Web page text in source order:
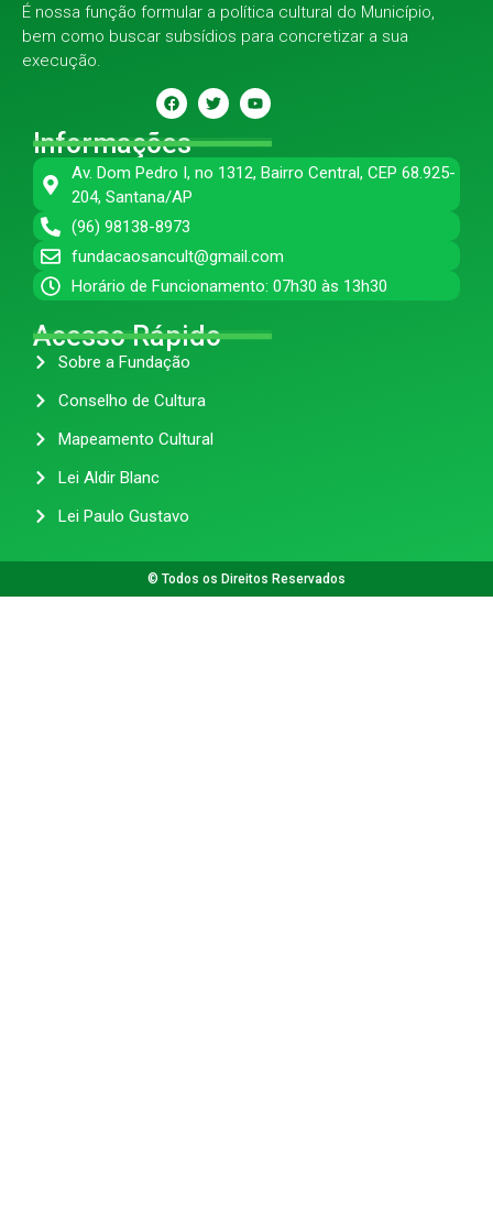
É nossa função formular a política cultural do Município,
bem como buscar subsídios para concretizar a sua
execução.
Informações
Av. Dom Pedro I, no 1312, Bairro Central, CEP 68.925-
204, Santana/AP
(96) 98138-8973
fundacaosancult@gmail.com
Horário de Funcionamento: 07h30 às 13h30
Acesso Rápido
Sobre a Fundação
Conselho de Cultura
Mapeamento Cultural
Lei Aldir Blanc
Lei Paulo Gustavo
© Todos os Direitos Reservados